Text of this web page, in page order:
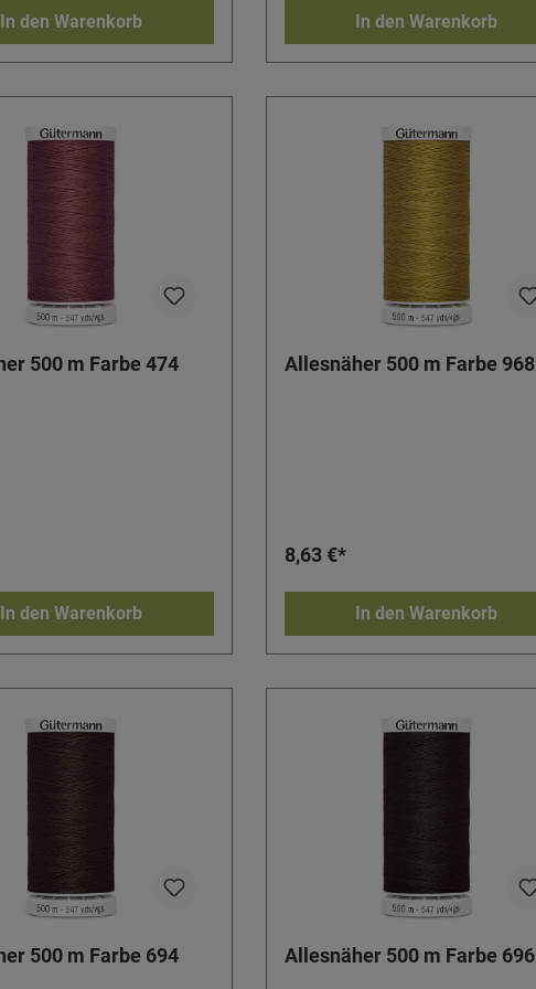
In den Warenkorb In den Warenkorb
500 m Farbe 474
In den Warenkorb
Allesnäher 500 m Farbe 968
8,63 €*
In den Warenkorb
500 m Farbe 694 Allesnäher 500 m Farbe 696